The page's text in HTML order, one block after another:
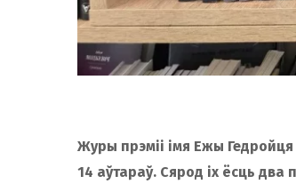
Журы прэміі імя Ежы Гедройця
14 аўтараў. Сярод іх ёсць два